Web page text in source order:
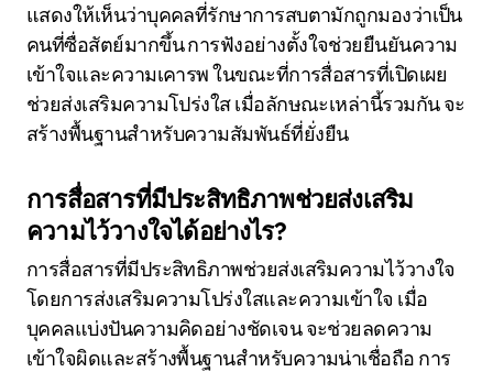
แสดงให้เห็นว่าบุคคลที่รักษาการสบตามักถูกมองว่าเป็น
คนที่ซื่อสัตย์มากขึ้น การฟังอย่างตั้งใจช่วยยืนยันความ
เข้าใจและความเคารพ ในขณะที่การสื่อสารที่เปิดเผย
ช่วยส่งเสริมความโปร่งใส เมื่อลักษณะเหล่านี้รวมกัน จะ
สร้างพื้นฐานสำหรับความสัมพันธ์ที่ยั่งยืน
การสื่อสารที่มีประสิทธิภาพช่วยส่งเสริม
ความไว้วางใจได้อย่างไร?
การสื่อสารที่มีประสิทธิภาพช่วยส่งเสริมความไว้วางใจ
โดยการส่งเสริมความโปร่งใสและความเข้าใจ เมื่อ
บุคคลแบ่งปันความคิดอย่างชัดเจน จะช่วยลดความ
เข้าใจผิดและสร้างพื้นฐานสำหรับความน่าเชื่อถือ การ